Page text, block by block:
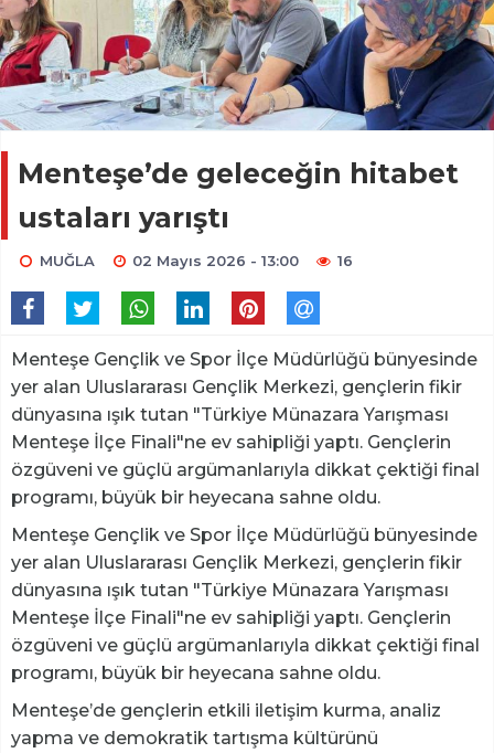
Menteşe’de geleceğin hitabet
ustaları yarıştı
MUĞLA 02 Mayıs 2026 - 13:00 16
Menteşe Gençlik ve Spor İlçe Müdürlüğü bünyesinde
yer alan Uluslararası Gençlik Merkezi, gençlerin fikir
dünyasına ışık tutan "Türkiye Münazara Yarışması
Menteşe İlçe Finali"ne ev sahipliği yaptı. Gençlerin
özgüveni ve güçlü argümanlarıyla dikkat çektiği final
programı, büyük bir heyecana sahne oldu.
Menteşe Gençlik ve Spor İlçe Müdürlüğü bünyesinde
yer alan Uluslararası Gençlik Merkezi, gençlerin fikir
dünyasına ışık tutan "Türkiye Münazara Yarışması
Menteşe İlçe Finali"ne ev sahipliği yaptı. Gençlerin
özgüveni ve güçlü argümanlarıyla dikkat çektiği final
programı, büyük bir heyecana sahne oldu.
Menteşe’de gençlerin etkili iletişim kurma, analiz
yapma ve demokratik tartışma kültürünü